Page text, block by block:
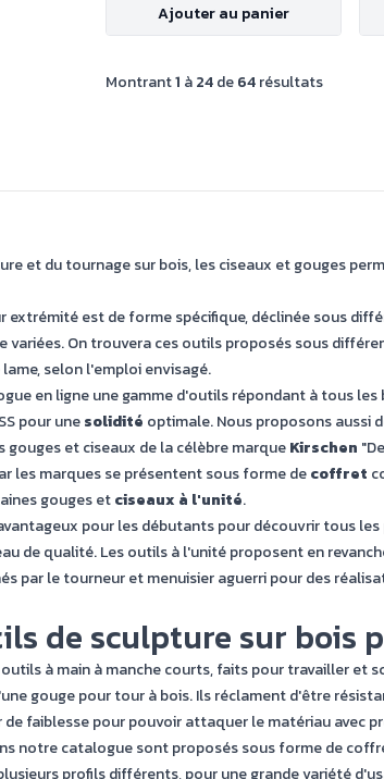
Ajouter au panier
Montrant1 à24de64résultats
et du tournage sur bois, les ciseaux et gouges
extrémité est de forme spécifique, déclinée sous
On trouvera ces outils proposés sous
selon l'emploi envisagé.
en ligne une gamme d'outils répondant à tous
pour unesolidité optimale. Nous proposons aussi
gouges et ciseaux de la célèbre marqueKirschen
les marques se présentent sous forme decoffret
gouges etciseaux à l'unité.
pour les débutants pour découvrir tous les
de qualité. Les outils à l'unité proposent en
par le tourneur et menuisier aguerri pour des
de sculpture sur bois
à main à manche courts, faits pour travailler et
gouge pour tour à bois. Ils réclament d'être
faiblesse pour pouvoir attaquer le matériau avec
notre catalogue sont proposés sous forme de
profils différents, pour une grande variété